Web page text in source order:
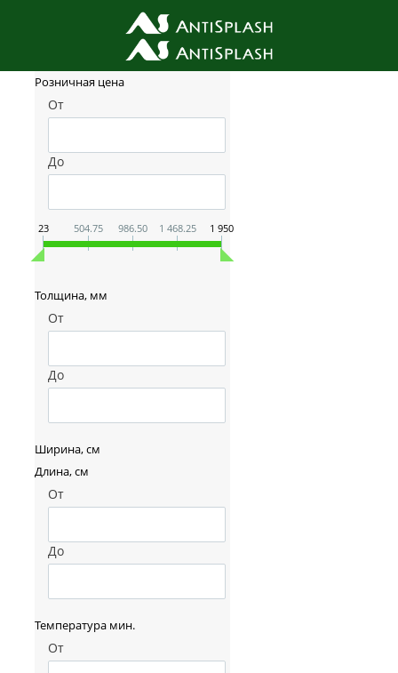
Фильтр товаров
Розничная цена
От
До
23 504.75 986.50 1 468.25 1 950
Толщина, мм
От
До
Ширина, см
Длина, см
От
До
Температура мин.
От